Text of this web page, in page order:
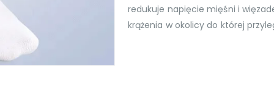
redukuje napięcie mięśni i
krążenia w okolicy do której